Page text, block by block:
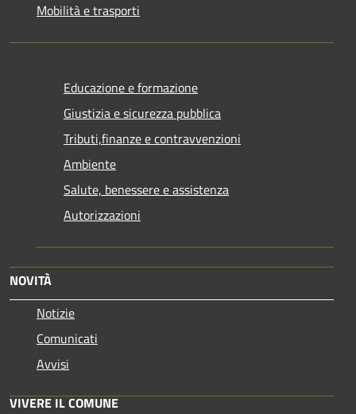
Mobilità e trasporti
Educazione e formazione
Giustizia e sicurezza pubblica
Tributi,finanze e contravvenzioni
Ambiente
Salute, benessere e assistenza
Autorizzazioni
NOVITÀ
Notizie
Comunicati
Avvisi
VIVERE IL COMUNE